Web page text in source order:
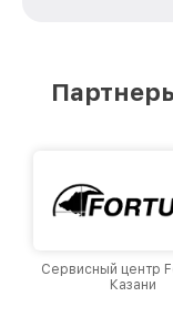
лучшим
Сервисный центр
Казани